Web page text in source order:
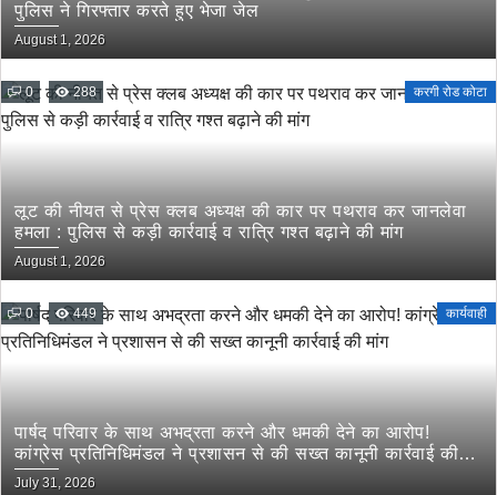
पुलिस ने गिरफ्तार करते हुए भेजा जेल
August 1, 2026
0 288 करगी रोड कोटा
लूट की नीयत से प्रेस क्लब अध्यक्ष की कार पर पथराव कर जानलेवा
हमला : पुलिस से कड़ी कार्रवाई व रात्रि गश्त बढ़ाने की मांग
August 1, 2026
0 449 कार्यवाही
पार्षद परिवार के साथ अभद्रता करने और धमकी देने का आरोप!
कांग्रेस प्रतिनिधिमंडल ने प्रशासन से की सख्त कानूनी कार्रवाई की
मांग
July 31, 2026